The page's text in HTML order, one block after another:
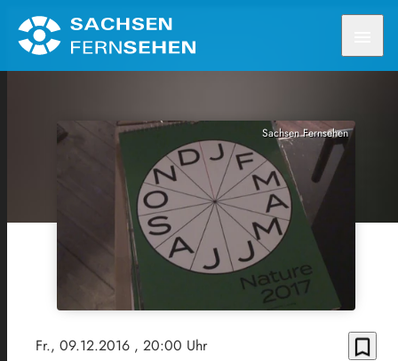
Sachsen Fernsehen
Fr., 09.12.2016 , 20:00 Uhr bookmark_border